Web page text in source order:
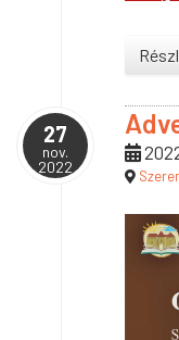
27
nov.
2022